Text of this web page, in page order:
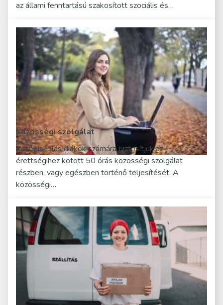
az állami fenntartású szakosított szociális és…
Közösségi szolgálat
Középiskolás diákok számára biztosítjuk az
érettségihez kötött 50 órás közösségi szolgálat
részben, vagy egészben történő teljesítését. A
közösségi…